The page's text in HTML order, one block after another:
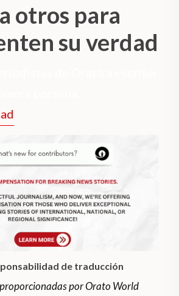
otros para
su verdad
de traducción
por Orato World